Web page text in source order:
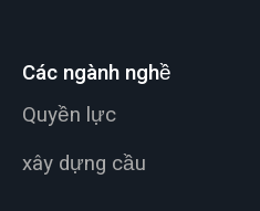
Các ngành nghề
Quyền lực
xây dựng cầu